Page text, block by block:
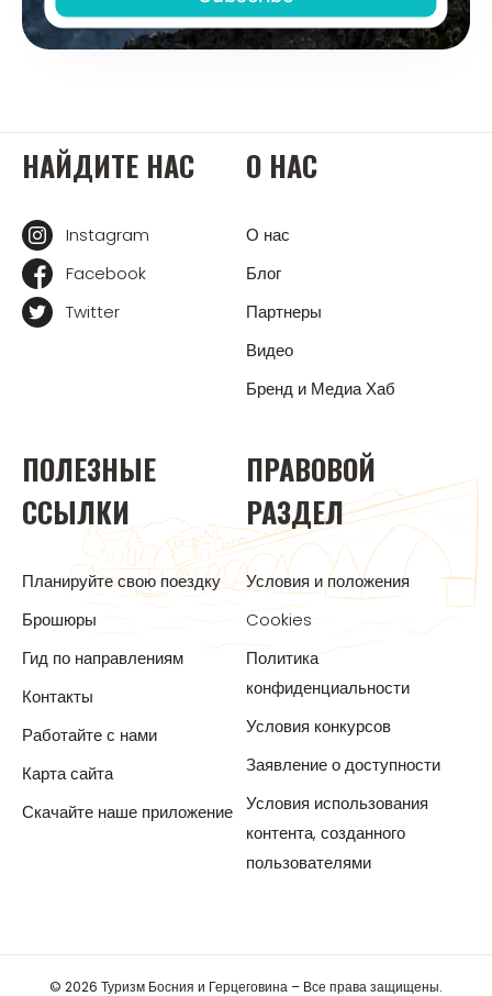
НАЙДИТЕ НАС
Instagram
Facebook
Twitter
О НАС
О нас
Блог
Партнеры
Видео
Бренд и Медиа Хаб
ПОЛЕЗНЫЕ
ССЫЛКИ
Планируйте свою поездку
Брошюры
Гид по направлениям
Контакты
Работайте с нами
Карта сайта
Скачайте наше приложение
ПРАВОВОЙ
РАЗДЕЛ
Условия и положения
Cookies
Политика
конфиденциальности
Условия конкурсов
Заявление о доступности
Условия использования
контента, созданного
пользователями
© 2026 Туризм Босния и Герцеговина – Все права защищены.